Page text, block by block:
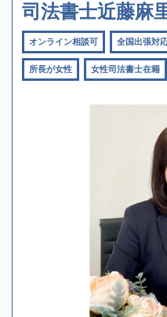
司法書士近藤麻
オンライン相談可 全国出張対
所長が女性 女性司法書士在籍